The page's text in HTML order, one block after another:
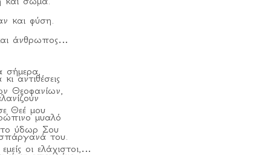
πνευμάτων.
γκριζα σύννεφα
δακρύζει.
απλώνεται
όνειρα.
και φύση.
άνθρωπος
αντιθέσεις
μυαλό
του.
σήμερα,
Θεοφανίων,
Θεέ μου
ύδωρ Σου
οι ελάχιστοι,